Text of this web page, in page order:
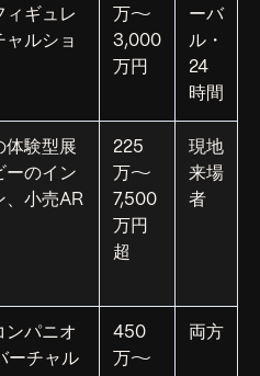
ィギュレ
ャルショ
万〜
3,000
万円
ーバ
ル・
24
時間
体験型展
ーのイン
、小売AR
225
万〜
7,500
万円
超
現地
来場
者
ンパニオ
ーチャル
450
万〜
両方